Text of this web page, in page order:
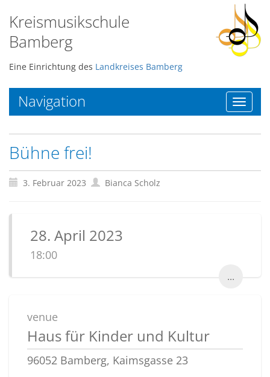
Kreismusikschule
Bamberg
Eine Einrichtung des Landkreises Bamberg
Navigation
Toggle
Bühne frei!
3. Februar 2023 Bianca Scholz
28. April 2023
18:00
...
venue
Haus für Kinder und Kultur
96052 Bamberg, Kaimsgasse 23